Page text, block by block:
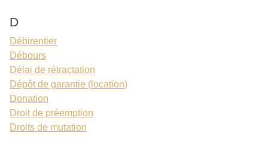
D
Débirentier
Débours
Délai de rétractation
Dépôt de garantie (location)
Donation
Droit de préemption
Droits de mutation